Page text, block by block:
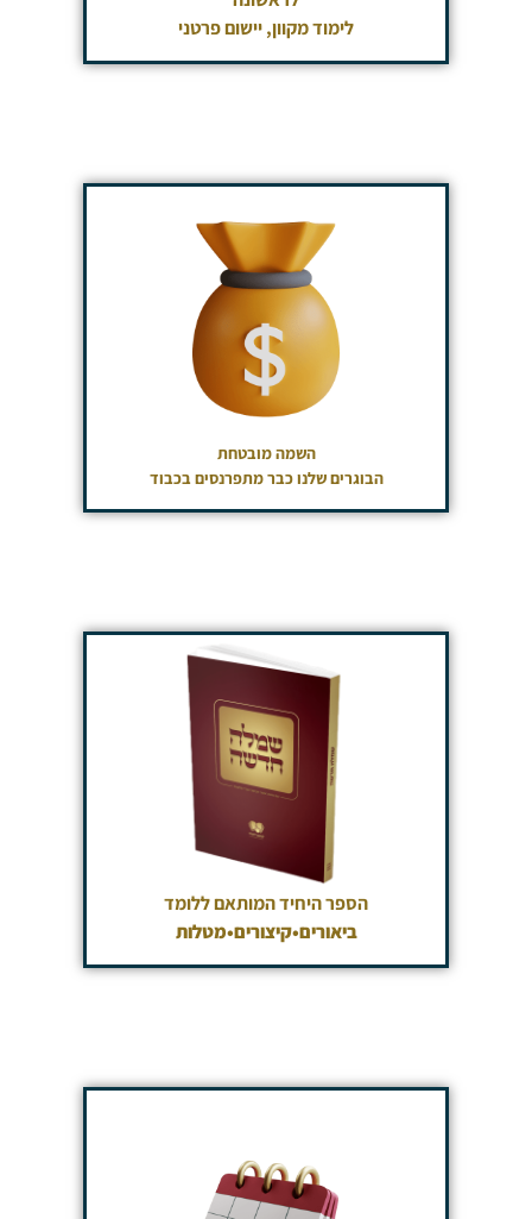
לימוד מקוון, יישום פרטני
השמה מובטחת
הבוגרים שלנו כבר מתפרנסים בכבוד
הספר היחיד המותאם ללומד
ביאורים•קיצורים•מטלות